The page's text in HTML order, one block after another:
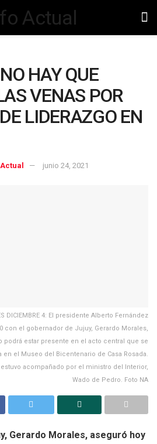
HAY QUE
VENAS POR
LIDERAZGO EN
junio 24, 2021
DICIEMBRE 4: El presidente Alberto Fernández
con el gobernador de Jujuy, Gerardo Morales,
podrá estar presente en el acto central que se
en el Museo del Bicentenario de Casa Rosada.
acompañado por el ministro del Interior,
Wado de Pedro. Foto NA
Gerardo Morales, aseguró hoy